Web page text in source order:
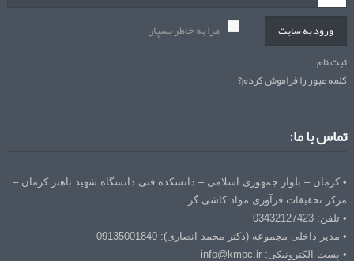
ورود به سایت مرا به خاطر بسپار
ثبت نام
کلمه عبور را فراموش کردم؟
تماس با ما:
• کرمان – بلوار جمهوری اسلامی – دانشکده فنی دانشگاه شهید باهنر کرمان –
مرکز تحقیقات فرآوری مواد کاشی گر
• تلفن: 03432127423
• مدیر داخلی مجموعه (دکتر محمد انصاری): 09135001840
• پست الکترونیکی: info@kmpc.ir